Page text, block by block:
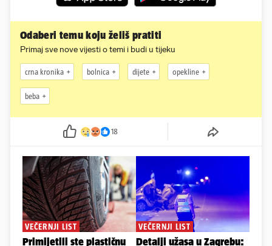
Odaberi temu koju želiš pratiti
Primaj sve nove vijesti o temi i budi u tijeku
crna kronika bolnica dijete opekline
beba
18